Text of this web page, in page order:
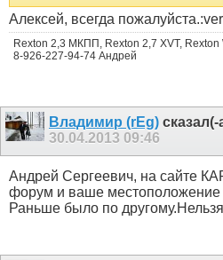
Алексей, всегда
Rexton 2,3 МКПП, Rexton 2,7 XVT, Rexton
8-926-227-94-74 Андрей
Владимир (rEg) сказал(-
30.04.2013 09:46
Андрей Сергеевич, на сайте
форум и ваше местоположение
Раньше было по